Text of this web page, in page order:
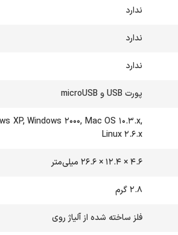
ندارد
ندارد
ندارد
پورت USB و microUSB
XP, Windows 2000, Mac OS 10.3.x,
Linux 2.6.x
4.6 × 12.4 × 26.6 میلی‌متر
2.8 گرم
فلز ساخته شده از آلیاژ روی